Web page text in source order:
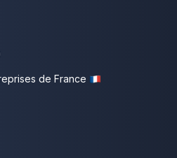
de France